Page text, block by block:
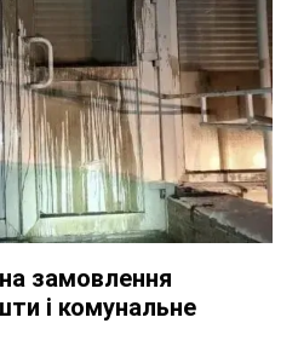
замовлення
і комунальне